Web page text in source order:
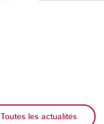
Toutes les actualités